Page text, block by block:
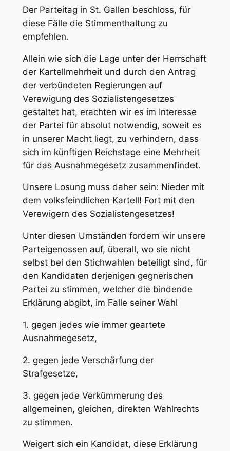
Der Parteitag in St. Gallen beschloss, für
diese Fälle die Stimmenthaltung zu
empfehlen.
Allein wie sich die Lage unter der Herrschaft
der Kartellmehrheit und durch den Antrag
der verbündeten Regierungen auf
Verewigung des Sozialistengesetzes
gestaltet hat, erachten wir es im Interesse
der Partei für absolut notwendig, soweit es
in unserer Macht liegt, zu verhindern, dass
sich im künftigen Reichstage eine Mehrheit
für das Ausnahmegesetz zusammenfindet.
Unsere Losung muss daher sein: Nieder mit
dem volksfeindlichen Kartell! Fort mit den
Verewigern des Sozialistengesetzes!
Unter diesen Umständen fordern wir unsere
Parteigenossen auf, überall, wo sie nicht
selbst bei den Stichwahlen beteiligt sind, für
den Kandidaten derjenigen gegnerischen
Partei zu stimmen, welcher die bindende
Erklärung abgibt, im Falle seiner Wahl
1. gegen jedes wie immer geartete
Ausnahmegesetz,
2. gegen jede Verschärfung der
Strafgesetze,
3. gegen jede Verkümmerung des
allgemeinen, gleichen, direkten Wahlrechts
zu stimmen.
Weigert sich ein Kandidat, diese Erklärung